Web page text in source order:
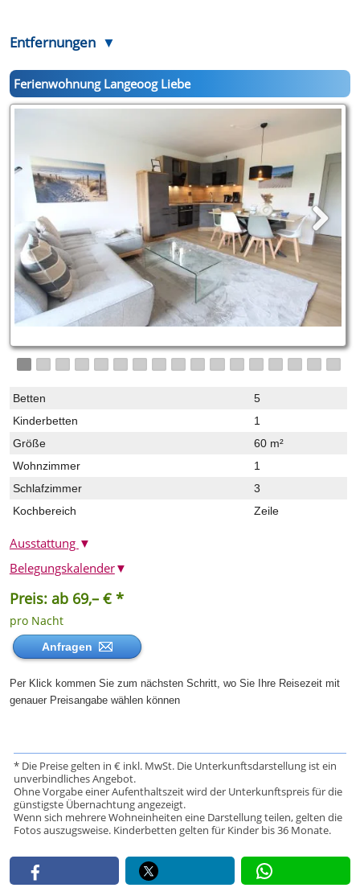
Entfernungen
Ferienwohnung Langeoog Liebe
Betten
5
Kinderbetten
1
Größe
60 m²
Wohnzimmer
1
Schlafzimmer
3
Kochbereich
Zeile
Ausstattung ▼
Preis: ab 69,– € *
pro Nacht
Anfragen
Per Klick kommen Sie zum nächsten Schritt, wo Sie Ihre Reisezeit mit
genauer Preisangabe wählen können
Belegungskalender▼
* Die Preise gelten in € inkl. MwSt. Die Unterkunftsdarstellung ist ein
unverbindliches Angebot.
Ohne Vorgabe einer Aufenthaltszeit wird der Unterkunftspreis für die
günstigste Übernachtung angezeigt.
Wenn sich mehrere Wohneinheiten eine Darstellung teilen, gelten die
Fotos auszugsweise. Kinderbetten gelten für Kinder bis 36 Monate.